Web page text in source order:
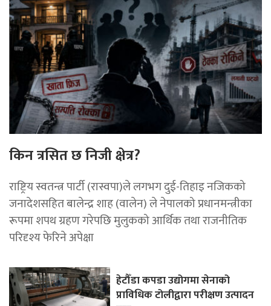
किन त्रसित छ निजी क्षेत्र?
राष्ट्रिय स्वतन्त्र पार्टी (रास्वपा)ले लगभग दुई-तिहाइ नजिकको
जनादेशसहित बालेन्द्र शाह (वालेन) ले नेपालको प्रधानमन्त्रीका
रूपमा शपथ ग्रहण गरेपछि मुलुकको आर्थिक तथा राजनीतिक
परिदृश्य फेरिने अपेक्षा
हेटौँडा कपडा उद्योगमा सेनाको
प्राविधिक टोलीद्वारा परीक्षण उत्पादन